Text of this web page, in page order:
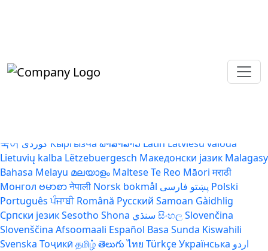
Hrvatski
Čeština‎DanskNederlands
Filipino
Ελληνικά
국어
Кыргызча ພາສາລາວ Latin Latviešu valoda
Lietuvių kalba Lëtzebuergesch Македонски јазик Malagasy
Bahasa Melayu മലയാളം MalteseTe Reo Māori मराठी
Монгол ဗမာစာनेपाली Norsk bokmål پښتو فارسی
Polski
Português ਪੰਜਾਬੀ Română Русский Samoan Gàidhlig
Српски језикSesotho Shona سنڌي සිංහලSlovenčina
Slovenščina Afsoomaali Español Basa Sunda Kiswahili
Svenska Тоҷикӣ தமிழ்తెలుగు ไทย TürkçeУкраїнська اردو